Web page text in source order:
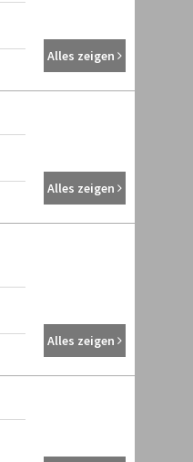
Alles zeigen
Alles zeigen
Alles zeigen